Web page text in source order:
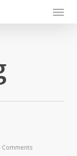
Menu
Comments